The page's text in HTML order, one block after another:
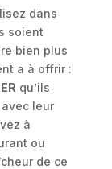
dans
soient
bien plus
a à offrir :
qu’ils
leur
à
ou
de ce